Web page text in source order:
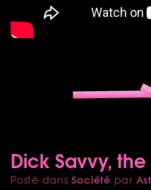
Dick Savvy,
Posté dansSociété par